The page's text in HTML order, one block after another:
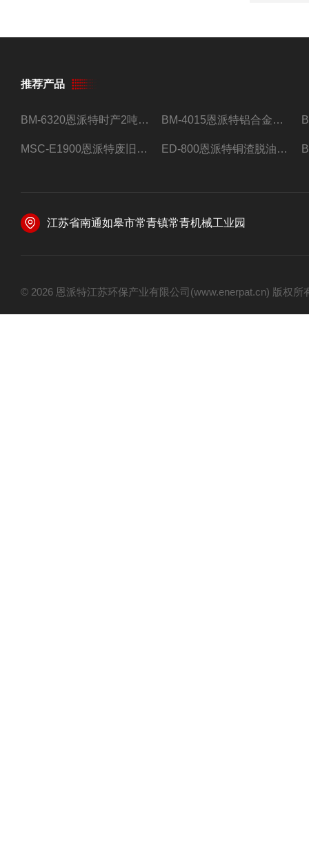
推荐产品
BM-6320恩派特时产2吨合金钢屑压饼机 BM-4015恩派特铝合金屑压饼机 脱油效果好
MSC-E1900恩派特废旧锂电池极片破碎处理设备 ED-800恩派特铜渣脱油机废铜屑铝屑甩油机
江苏省南通如皋市常青镇常青机械工业园
© 2026 恩派特江苏环保产业有限公司(www.enerpat.cn) 版权